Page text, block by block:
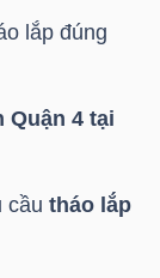
lắp đúng
Quận 4 tại
cầu tháo lắp